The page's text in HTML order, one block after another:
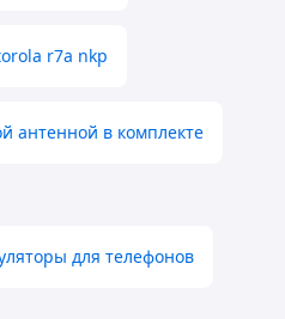
r7a nkp
антенной в комплекте
для телефонов